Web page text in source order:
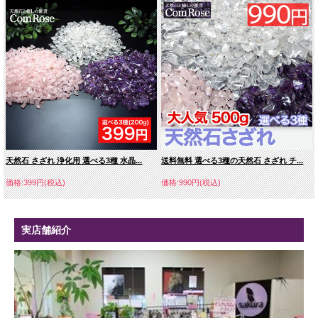
天然石 さざれ 浄化用 選べる3種 水晶...
価格:399円(税込)
送料無料 選べる3種の天然石 さざれ チ...
価格:990円(税込)
実店舗紹介